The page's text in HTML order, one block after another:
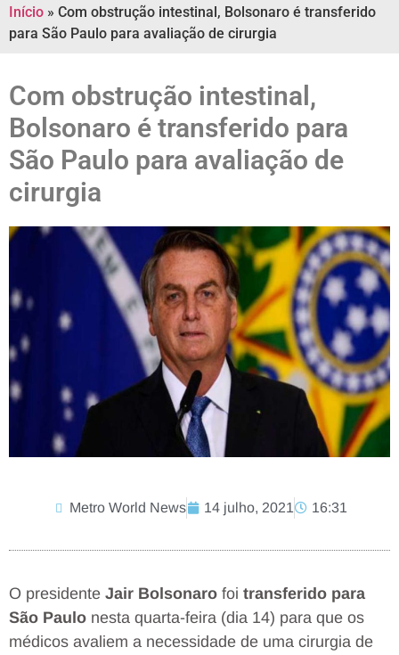
Início » Com obstrução intestinal, Bolsonaro é transferido
para São Paulo para avaliação de cirurgia
Com obstrução intestinal,
Bolsonaro é transferido para
São Paulo para avaliação de
cirurgia
Metro World News 14 julho, 2021 16:31
O presidente Jair Bolsonaro foi transferido para
São Paulo nesta quarta-feira (dia 14) para que os
médicos avaliem a necessidade de uma cirurgia de